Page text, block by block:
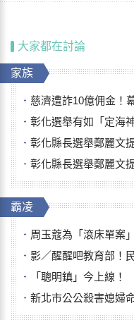
大家都在討論
家族
慈濟遭詐10億佣金！幕後宗
彰化選舉有如「定海神
彰化縣長選舉鄭麗文提「
彰化縣長選舉鄭麗文提「
霸凌
周玉蔻為「滾床單案」出庭
影／醒醒吧教育部！民眾黨新
「聰明鎮」今上線！
新北市公公殺害媳婦命